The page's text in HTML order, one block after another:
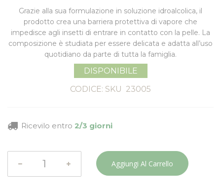
Grazie alla sua formulazione in soluzione idroalcolica, il
prodotto crea una barriera protettiva di vapore che
impedisce agli insetti di entrare in contatto con la pelle. La
composizione è studiata per essere delicata e adatta all’uso
quotidiano da parte di tutta la famiglia.
DISPONIBILE
CODICE: SKU 23005
Ricevilo entro 2/3 giorni
Aggiungi Al Carrello